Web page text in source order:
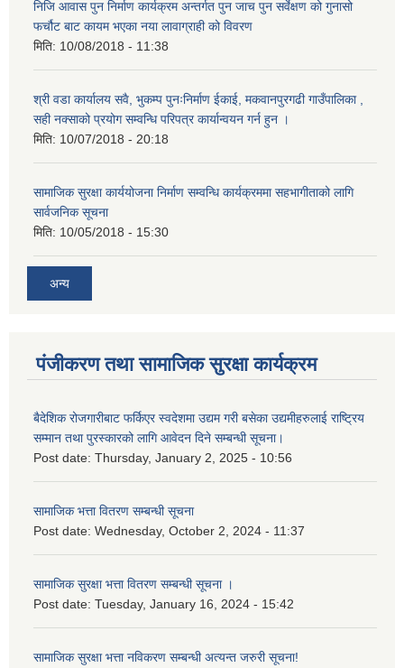
निजि आवास पुन निर्माण कार्यक्रम अन्तर्गत पुन जाच पुन सर्वेक्षण को गुनासो
फर्चौट बाट कायम भएका नया लावाग्राही को विवरण
मिति: 10/08/2018 - 11:38
श्री वडा कार्यालय सवै, भुकम्प पुनःनिर्माण ईकाई, मकवानपुरगढी गाउँपालिका ,
सही नक्साको प्रयोग सम्वन्धि परिपत्र कार्यान्वयन गर्न हुन ।
मिति: 10/07/2018 - 20:18
सामाजिक सुरक्षा कार्ययोजना निर्माण सम्वन्धि कार्यक्रममा सहभागीताको लागि
सार्वजनिक सूचना
मिति: 10/05/2018 - 15:30
अन्य
पंजीकरण तथा सामाजिक सुरक्षा कार्यक्रम
बैदेशिक रोजगारीबाट फर्किएर स्वदेशमा उद्यम गरी बसेका उद्यमीहरुलाई राष्‍ट्रिय
सम्मान तथा पुरस्कारको लागि आवेदन दिने सम्बन्धी सूचना।
Post date: Thursday, January 2, 2025 - 10:56
सामाजिक भत्ता वितरण सम्बन्धी सूचना
Post date: Wednesday, October 2, 2024 - 11:37
सामाजिक सुरक्षा भत्ता वितरण सम्बन्धी सूचना ।
Post date: Tuesday, January 16, 2024 - 15:42
सामाजिक सुरक्षा भत्ता नविकरण सम्बन्धी अत्यन्त जरुरी सूचना!